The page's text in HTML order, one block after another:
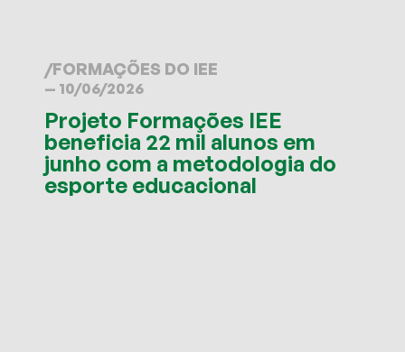
/FORMAÇÕES DO IEE
— 10/06/2026
Projeto Formações IEE
beneficia 22 mil alunos em
junho com a metodologia do
esporte educacional